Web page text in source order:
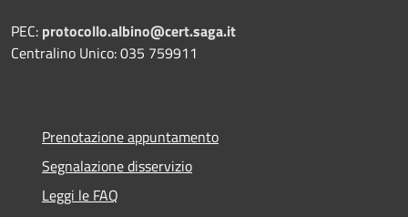
PEC: protocollo.albino@cert.saga.it
Centralino Unico: 035 759911
Prenotazione appuntamento
Segnalazione disservizio
Leggi le FAQ